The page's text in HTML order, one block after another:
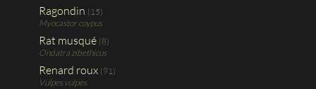
Ragondin (15)
Myocastor coypus
Rat musqué (8)
Ondatra zibethicus
Renard roux (91)
Vulpes vulpes